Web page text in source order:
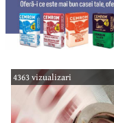
4363 vizualizari